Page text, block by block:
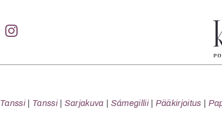
Verkkoartikkeli
Tanssi Tanssi Sarjakuva Sámegillii Pääkirjoitus